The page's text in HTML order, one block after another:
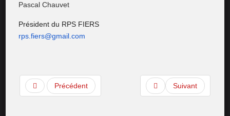
Pascal Chauvet
Président du RPS FIERS
rps.fiers@gmail.com
Précédent Suivant